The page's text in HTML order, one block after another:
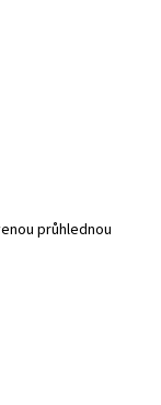
průhlednou